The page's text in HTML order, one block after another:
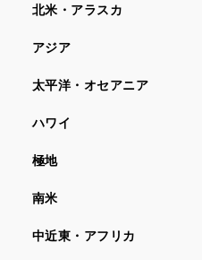
北米・アラスカ
アジア
太平洋・オセアニア
ハワイ
極地
南米
中近東・アフリカ